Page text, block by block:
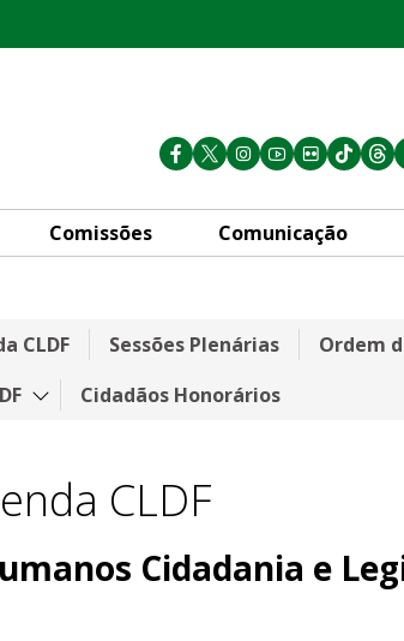
Comissões Comunicação
CLDF Sessões Plenárias
Ordem
Cidadãos Honorários
CLDF
Cidadania e